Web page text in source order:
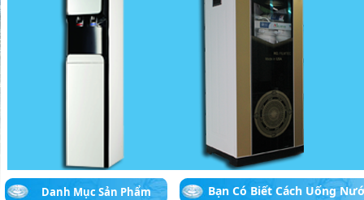
Danh Mục Sản Phẩm Bạn Có Biết Cách Uống